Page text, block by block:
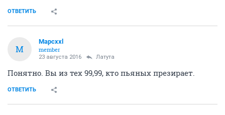
ОТВЕТИТЬ
M
Mapcxxl
member
23 августа 2016 Латута
Понятно. Вы из тех 99,99, кто пьяных презирает.
ОТВЕТИТЬ